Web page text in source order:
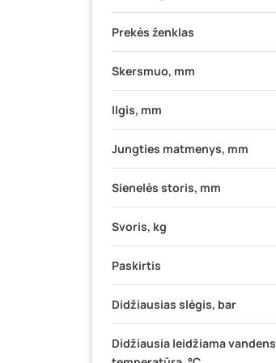
Prekės ženklas
Skersmuo, mm
Ilgis, mm
Jungties matmenys, mm
Sienelės storis, mm
Svoris, kg
Paskirtis
Didžiausias slėgis, bar
Didžiausia leidžiama vandens